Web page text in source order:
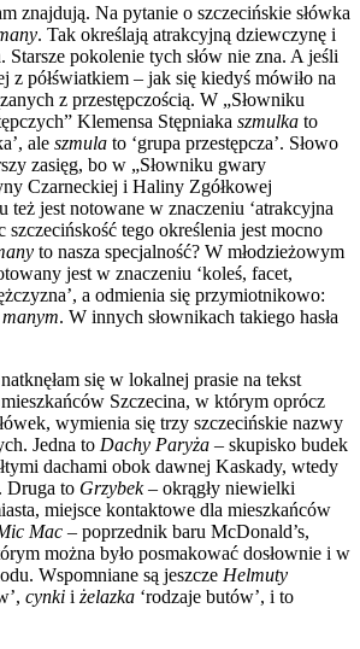
znajdują. Na pytanie o szczecińskie słówka
. Tak określają atrakcyjną dziewczynę i
Starsze pokolenie tych słów nie zna. A jeśli
z półświatkiem – jak się kiedyś mówiło na
z przestępczością. W „Słowniku
Klemensa Stępniaka szmulka to
ale szmula to ‘grupa przestępcza’. Słowo
zasięg, bo w „Słowniku gwary
Czarneckiej i Haliny Zgółkowej
jest notowane w znaczeniu ‘atrakcyjna
szczecińskość tego określenia jest mocno
to nasza specjalność? W młodzieżowym
jest w znaczeniu ‘koleś, facet,
a odmienia się przymiotnikowo:
manym. W innych słownikach takiego hasła
się w lokalnej prasie na tekst
Szczecina, w którym oprócz
wymienia się trzy szczecińskie nazwy
Jedna to Dachy Paryża – skupisko budek
dachami obok dawnej Kaskady, wtedy
Druga to Grzybek– okrągły niewielki
miejsce kontaktowe dla mieszkańców
Mac – poprzednik baru McDonald’s,
można było posmakować dosłownie i w
Wspomniane są jeszcze Helmuty
cynki i żelazka ‘rodzaje butów’, i to